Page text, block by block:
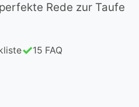
Rede zur Taufe
15 FAQ